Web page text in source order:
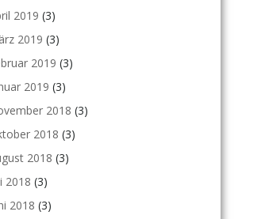
2019 (3)
2019 (3)
2019 (3)
2019 (3)
2018 (3)
2018 (3)
2018 (3)
2018 (3)
2018 (3)